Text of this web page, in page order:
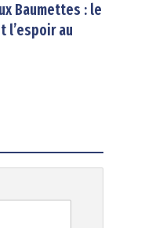
Baumettes : le
l’espoir au